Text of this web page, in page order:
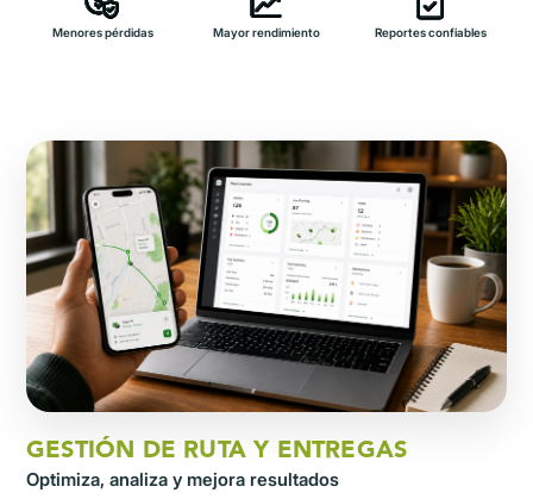
Menores pérdidas Mayor rendimiento Reportes confiables
GESTIÓN DE RUTA Y ENTREGAS
Optimiza, analiza y mejora resultados